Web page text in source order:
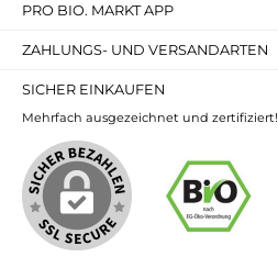
PRO BIO. MARKT APP
ZAHLUNGS- UND VERSANDARTEN
SICHER EINKAUFEN
Mehrfach ausgezeichnet und zertifiziert!